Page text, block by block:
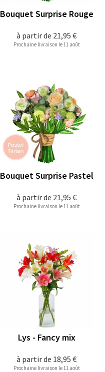
à partir de 21,95 €
Bouquet Surprise Rouge
Prochaine livraison le 11 août
à partir de 21,95 €
Bouquet Surprise Pastel
Prochaine livraison le 11 août
à partir de 18,95 €
Lys - Fancy mix
Prochaine livraison le 11 août